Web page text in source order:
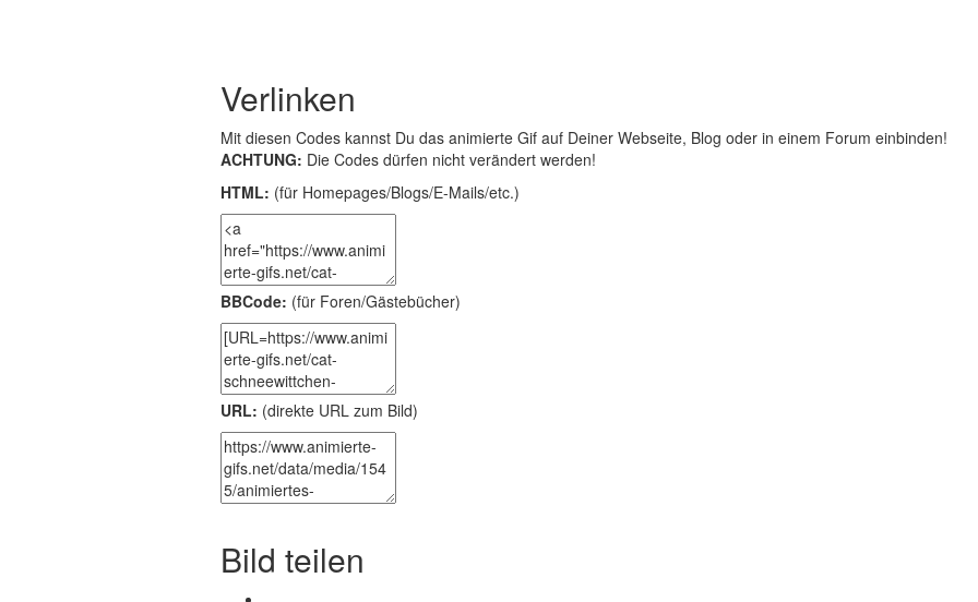
Verlinken
Mit diesen Codes kannst Du das animierte Gif auf Deiner Webseite, Blog oder in einem Forum einbinden!
ACHTUNG: Die Codes dürfen nicht verändert werden!
HTML: (für Homepages/Blogs/E-Mails/etc.)
BBCode: (für Foren/Gästebücher)
URL: (direkte URL zum Bild)
Bild teilen